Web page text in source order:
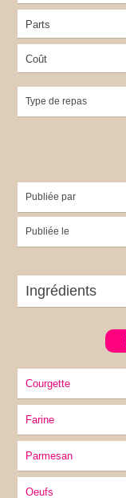
Parts
Coût
Type de repas
Publiée par
Publiée le
Ingrédients
Courgette
Farine
Parmesan
Oeufs